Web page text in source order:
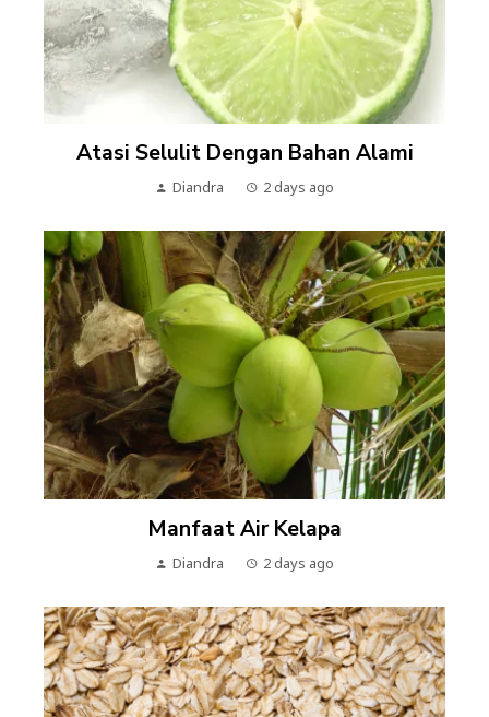
Atasi Selulit Dengan Bahan Alami
Diandra 2 days ago
Manfaat Air Kelapa
Diandra 2 days ago